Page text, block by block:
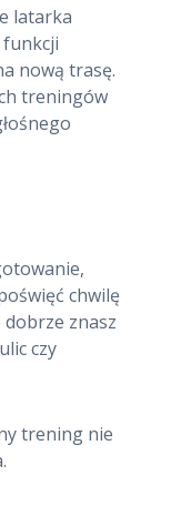
latarka
funkcji
nową trasę.
treningów
chwilę
znasz
czy
trening nie